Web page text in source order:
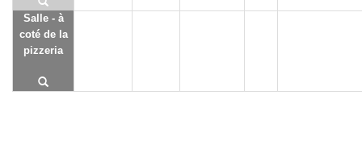
Salle - à
coté de la
pizzeria